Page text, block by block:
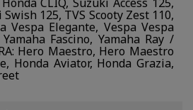
125, TVS Scooty Zest 110,
Vespa Elegante, Vespa Vespa
Fascino, Yamaha Ray /
Hero Maestro, Hero Maestro
Honda Aviator, Honda Grazia,